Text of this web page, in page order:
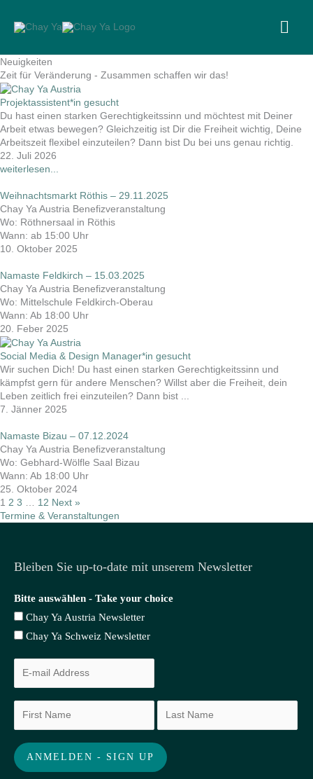
content
Neuigkeiten
Zeit für Veränderung - Zusammen schaffen wir das!
Projektassistent*in gesucht
Du hast einen starken Gerechtigkeitssinn und möchtest mit Deiner
Arbeit etwas bewegen? Gleichzeitig ist Dir die Freiheit wichtig, Deine
Arbeitszeit flexibel einzuteilen? Dann bist Du bei uns genau richtig.
22. Juli 2026
weiterlesen...
Weihnachtsmarkt Röthis – 29.11.2025
Chay Ya Austria Benefizveranstaltung
Wo: Röthnersaal in Röthis
Wann: ab 15:00 Uhr
10. Oktober 2025
Namaste Feldkirch – 15.03.2025
Chay Ya Austria Benefizveranstaltung
Wo: Mittelschule Feldkirch-Oberau
Wann: Ab 18:00 Uhr
20. Feber 2025
Social Media & Design Manager*in gesucht
Wir suchen Dich! Du hast einen starken Gerechtigkeitssinn und
kämpfst gern für andere Menschen? Willst aber die Freiheit, dein
Leben zeitlich frei einzuteilen? Dann bist ...
7. Jänner 2025
Namaste Bizau – 07.12.2024
Chay Ya Austria Benefizveranstaltung
Wo: Gebhard-Wölfle Saal Bizau
Wann: Ab 18:00 Uhr
25. Oktober 2024
1 2 3 12 Next »
Termine & Veranstaltungen
Bleiben Sie up-to-date mit unserem Newsletter
Bitte auswählen - Take your choice
Chay Ya Austria Newsletter
Chay Ya Schweiz Newsletter